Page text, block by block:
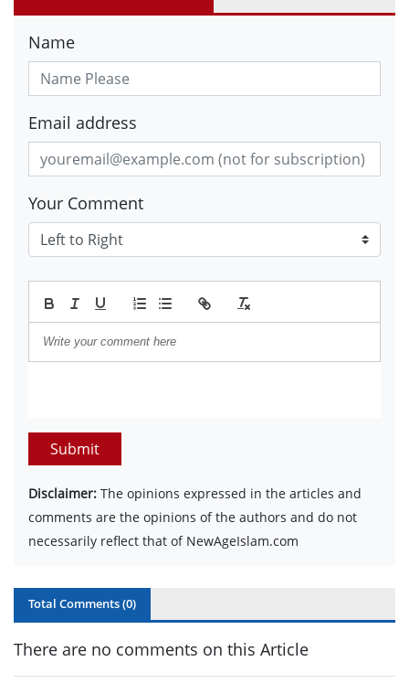
Name
Email address
Your Comment
Submit
Disclaimer: The opinions expressed in the articles and
comments are the opinions of the authors and do not
necessarily reflect that of NewAgeIslam.com
Total Comments (0)
There are no comments on this Article